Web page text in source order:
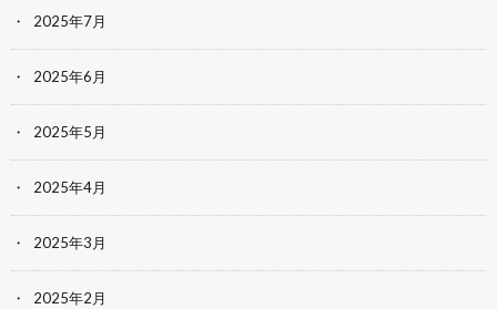
2025年7月
2025年6月
2025年5月
2025年4月
2025年3月
2025年2月